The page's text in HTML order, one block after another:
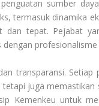
sumber
termasuk dinamika
dan tepat. Pejabat
profesionalisme
transparansi.
juga memastikan
Kemenkeu untuk